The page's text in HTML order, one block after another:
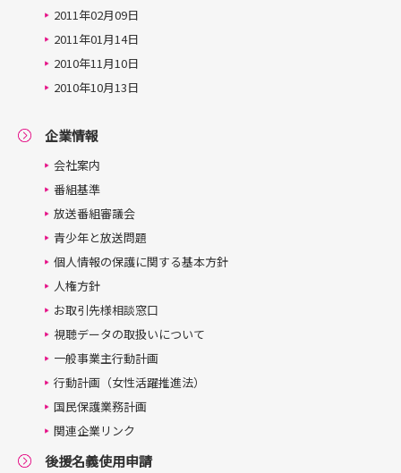
2011年02月09日
2011年01月14日
2010年11月10日
2010年10月13日
企業情報
会社案内
番組基準
放送番組審議会
青少年と放送問題
個人情報の保護に関する基本方針
人権方針
お取引先様相談窓口
視聴データの取扱いについて
一般事業主行動計画
行動計画（女性活躍推進法）
国民保護業務計画
関連企業リンク
後援名義使用申請